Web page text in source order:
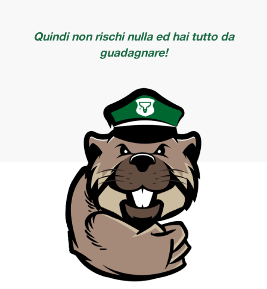
Quindi non rischi nulla ed hai tutto da
guadagnare!